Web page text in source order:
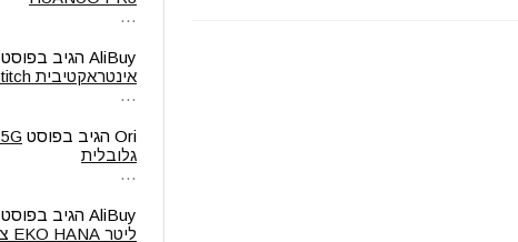
…
AliBuy הגיב בפוסט
אינטראקטיבית RealFX Disney Stitch
…
Ori הגיב בפוסט
גלובלית
…
AliBuy הגיב בפוסט
ליטר EKO HANA צבע שחור